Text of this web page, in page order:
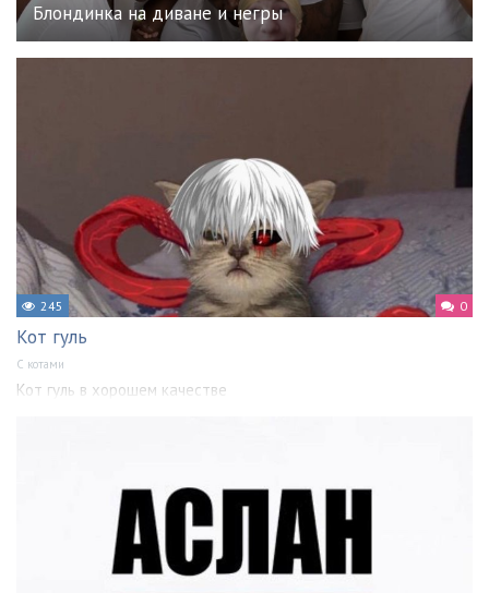
Блондинка на диване и негры
245 0
Кот гуль
С котами
Кот гуль в хорошем качестве